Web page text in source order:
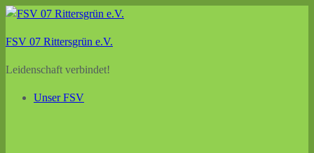
Zum
springen
FSV 07 Rittersgrün e.V.
Leidenschaft verbindet!
Unser FSV